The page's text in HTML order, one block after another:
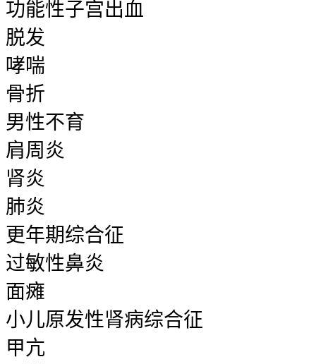
功能性子宫出血
脱发
哮喘
骨折
男性不育
肩周炎
肾炎
肺炎
更年期综合征
过敏性鼻炎
面瘫
小儿原发性肾病综合征
甲亢